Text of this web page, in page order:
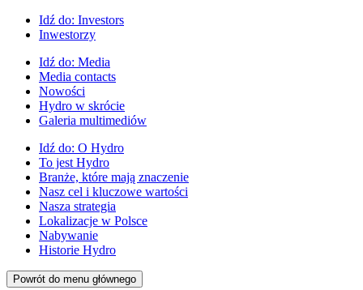
Idź do: Investors
Inwestorzy
Idź do: Media
Media contacts
Nowości
Hydro w skrócie
Galeria multimediów
Idź do: O Hydro
To jest Hydro
Branże, które mają znaczenie
Nasz cel i kluczowe wartości
Nasza strategia
Lokalizacje w Polsce
Nabywanie
Historie Hydro
Powrót do menu głównego